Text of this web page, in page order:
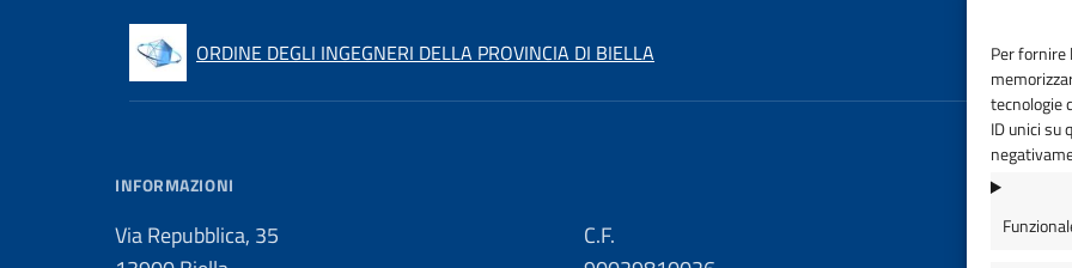
Per fornire
tecnologie
ID unici su
ORDINE DEGLI INGEGNERI DELLA PROVINCIA DI BIELLA
INFORMAZIONI
Via Repubblica, 35
C.F.